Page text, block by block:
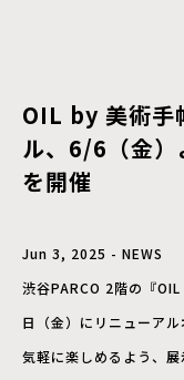
OIL by 美術手
ル、6/6（金）
を開催
Jun 3, 2025 - NEWS
渋谷PARCO 2階の『
日（金）にリニューア
気軽に楽しめるよう、